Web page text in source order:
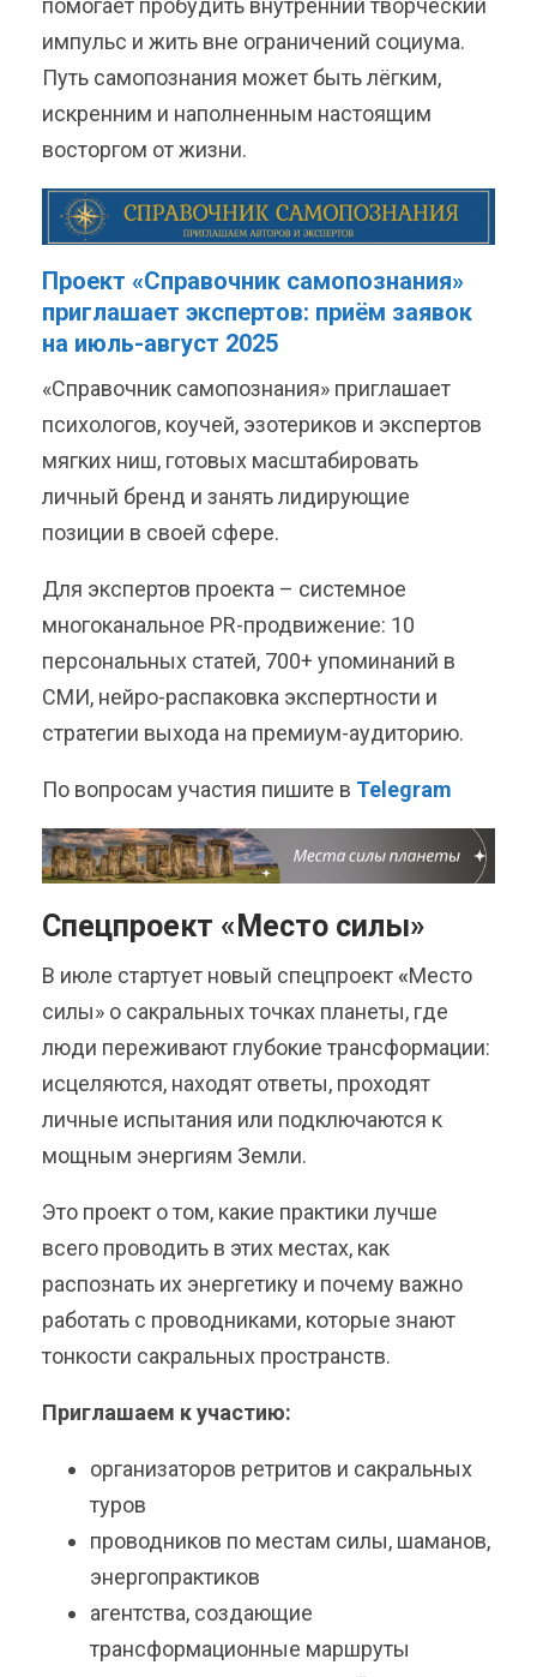
помогает пробудить внутренний творческий
импульс и жить вне ограничений социума.
Путь самопознания может быть лёгким,
искренним и наполненным настоящим
восторгом от жизни.
Проект «Справочник самопознания»
приглашает экспертов: приём заявок
на июль-август 2025
«Справочник самопознания» приглашает
психологов, коучей, эзотериков и экспертов
мягких ниш, готовых масштабировать
личный бренд и занять лидирующие
позиции в своей сфере.
Для экспертов проекта – системное
многоканальное PR-продвижение: 10
персональных статей, 700+ упоминаний в
СМИ, нейро-распаковка экспертности и
стратегии выхода на премиум-аудиторию.
По вопросам участия пишите в Telegram
Спецпроект «Место силы»
В июле стартует новый спецпроект«Место
силы» о сакральных точках планеты, где
люди переживают глубокие трансформации:
исцеляются, находят ответы, проходят
личные испытания или подключаются к
мощным энергиям Земли.
Это проект о том, какие практики лучше
всего проводить в этих местах, как
распознать их энергетику и почему важно
работать с проводниками, которые знают
тонкости сакральных пространств.
Приглашаем к участию:
организаторов ретритов и сакральных
туров
проводников по местам силы, шаманов,
энергопрактиков
агентства, создающие
трансформационные маршруты